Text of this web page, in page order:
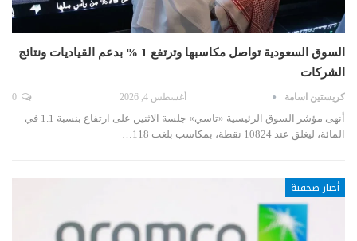
السوق السعودية تواصل مكاسبها وترتفع 1 % بدعم القياديات ونتائج
الشركات
كريستين اسامة أغسطس 4, 2026
أنهى مؤشر السوق الرئيسية «تاسي» جلسة الاثنين على ارتفاع بنسبة 1.1 في
المائة، ليغلق عند 10824 نقطة، بمكاسب بلغت 118…
أخبار صحفية